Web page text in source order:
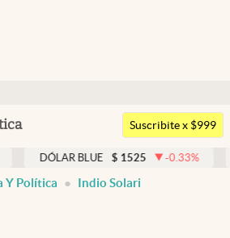
Argentina
Suscribite x $999
BLUE $ 1525 -0.33% DÓLAR
Y Política Indio Solari